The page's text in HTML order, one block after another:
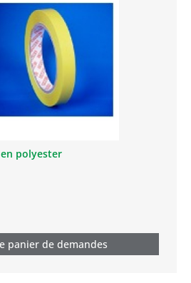
polyester
panier de demandes